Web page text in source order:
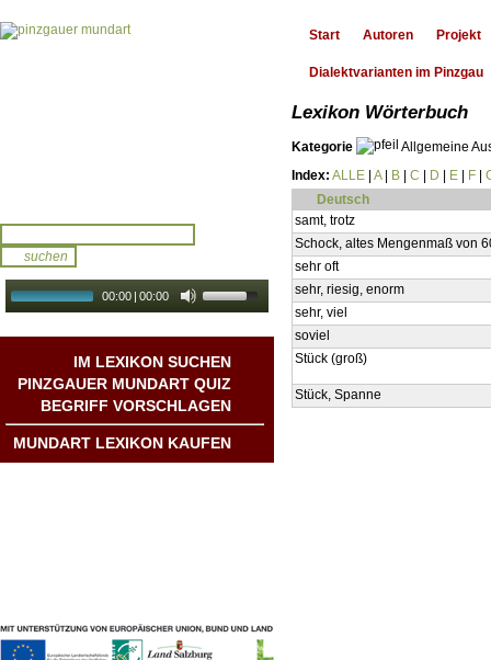
00:00 | 00:00
IM LEXIKON SUCHEN
PINZGAUER MUNDART QUIZ
BEGRIFF VORSCHLAGEN
MUNDART LEXIKON KAUFEN
Start Autoren Projekt
Dialektvarianten im Pinzgau
Lexikon Wörterbuch
Kategorie
Allgemeine
Index: ALLE A| B C D E F
Deutsch
samt, trotz
Schock, altes Mengenmaß von
sehr oft
sehr, riesig, enorm
sehr, viel
soviel
Stück (groß)
Stück, Spanne